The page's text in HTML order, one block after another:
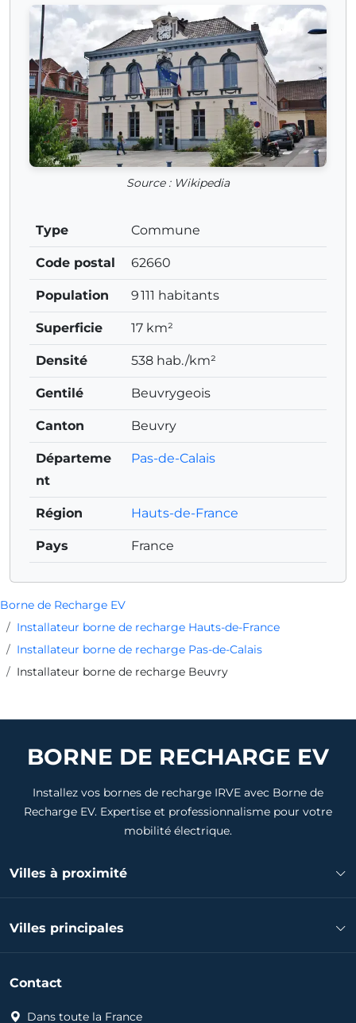
Borne de Recharge EV
Installateur borne de recharge Hauts-de-France
Installateur borne de recharge Pas-de-Calais
Installateur borne de recharge Beuvry
Source : Wikipedia
Type Commune
Code postal 62660
Population 9 111 habitants
Superficie 17 km²
Densité 538 hab./km²
Gentilé Beuvrygeois
Canton Beuvry
Départeme
nt
Pas-de-Calais
Région Hauts-de-France
Pays France
BORNE DE RECHARGE EV
Installez vos bornes de recharge IRVE avec Borne de
Recharge EV. Expertise et professionnalisme pour votre
mobilité électrique.
Villes à proximité
Installateur borne de recharge Annezin
Installateur borne de recharge Nœux-les-Mines
Installateur borne de recharge Barlin
Villes principales
Installateur borne de recharge Arras
Contact
Dans toute la France